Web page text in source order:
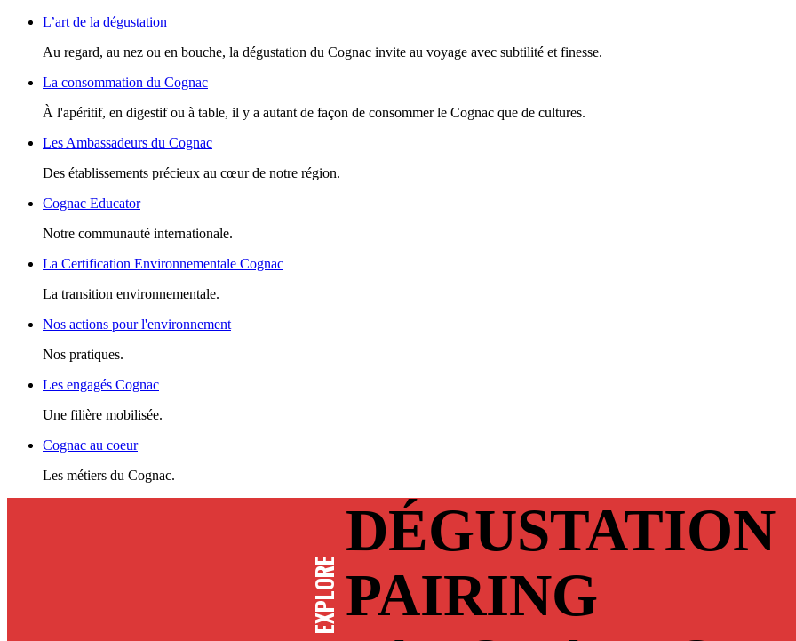
L’art de la dégustation
Au regard, au nez ou en bouche, la dégustation du Cognac invite au voyage avec subtilité et finesse.
La consommation du Cognac
À l'apéritif, en digestif ou à table, il y a autant de façon de consommer le Cognac que de cultures.
Les Ambassadeurs du Cognac
Des établissements précieux au cœur de notre région.
Cognac Educator
Notre communauté internationale.
La Certification Environnementale Cognac
La transition environnementale.
Nos actions pour l'environnement
Nos pratiques.
Les engagés Cognac
Une filière mobilisée.
Cognac au coeur
Les métiers du Cognac.
EXPLORE
DÉGUSTATION
PAIRING